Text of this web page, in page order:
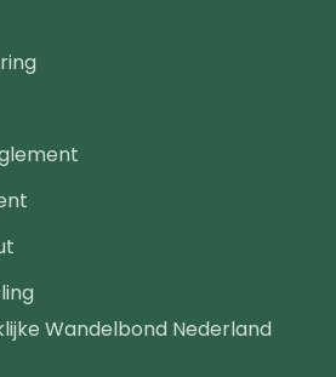
Wandelbond Nederland